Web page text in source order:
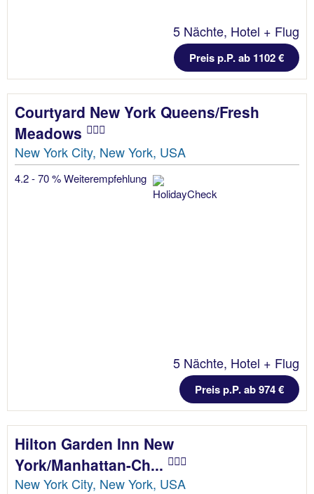
5 Nächte, Hotel + Flug
Preis p.P. ab 1102 €
Courtyard New York Queens/Fresh
Meadows
New York City, New York, USA
4.2 - 70 % Weiterempfehlung
5 Nächte, Hotel + Flug
Preis p.P. ab 974 €
Hilton Garden Inn New
York/Manhattan-Ch...
New York City, New York, USA